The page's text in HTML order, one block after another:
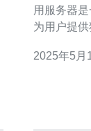
用服务器
为用户提
也更为合理。 马来西亚VPS市场竞争激烈，
2025年5月